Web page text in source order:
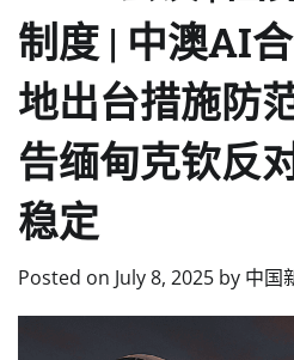
制度 | 中澳AI
地出台措施防
告缅甸克钦反
稳定
Posted on July 8, 2025 by 中国